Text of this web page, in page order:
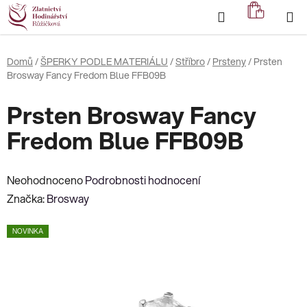
Přejít
na
obsah
Hledat
KOŠÍK
Domů /ŠPERKY PODLE MATERIÁLU /Stříbro/ Prsteny/ Prsten
Brosway Fancy Fredom Blue FFB09B
Prsten Brosway Fancy
Fredom Blue FFB09B
Průměrné
hodnocení
je
NeohodnocenoPodrobnosti hodnocení
Značka:Brosway
NOVINKA